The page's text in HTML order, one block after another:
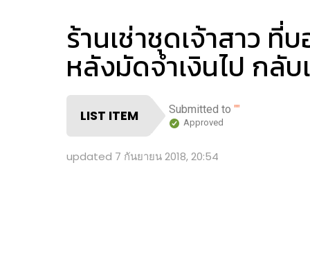
ร้านเช่าชุดเจ้าสาว ที่
หลังมัดจำเงินไป กลับ
LIST ITEM Submitted to ""
Approved
updated 7 กันยายน 2018, 20:54